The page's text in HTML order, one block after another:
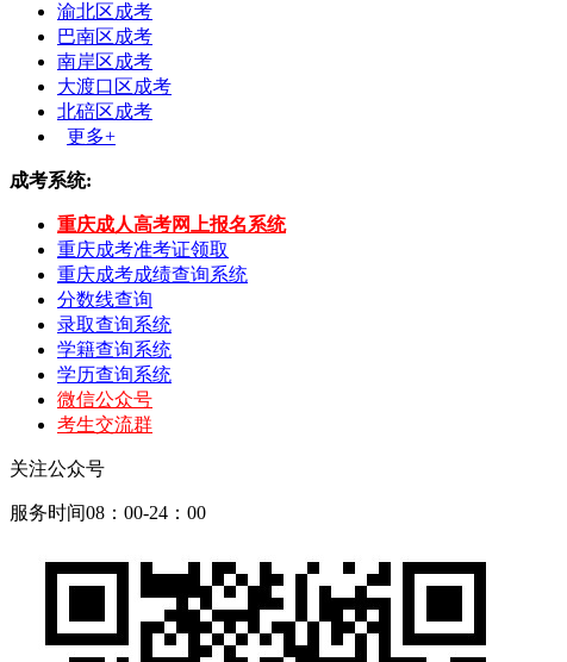
渝北区成考
巴南区成考
南岸区成考
大渡口区成考
北碚区成考
更多+
成考系统:
重庆成人高考网上报名系统
重庆成考准考证领取
重庆成考成绩查询系统
分数线查询
录取查询系统
学籍查询系统
学历查询系统
微信公众号
考生交流群
关注公众号
服务时间08：00-24：00